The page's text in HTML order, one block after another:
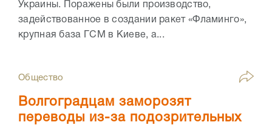
Украины. Поражены были производство,
задействованное в создании ракет «Фламинго»,
крупная база ГСМ в Киеве, а...
Общество
Волгоградцам заморозят
переводы из-за подозрительных